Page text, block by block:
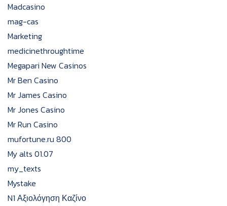
Madcasino
mag-cas
Marketing
medicinethroughtime
Megapari New Casinos
Mr Ben Casino
Mr James Casino
Mr Jones Casino
Mr Run Casino
mufortune.ru 800
My alts 01.07
my_texts
Mystake
N1 Αξιολόγηση Καζίνο